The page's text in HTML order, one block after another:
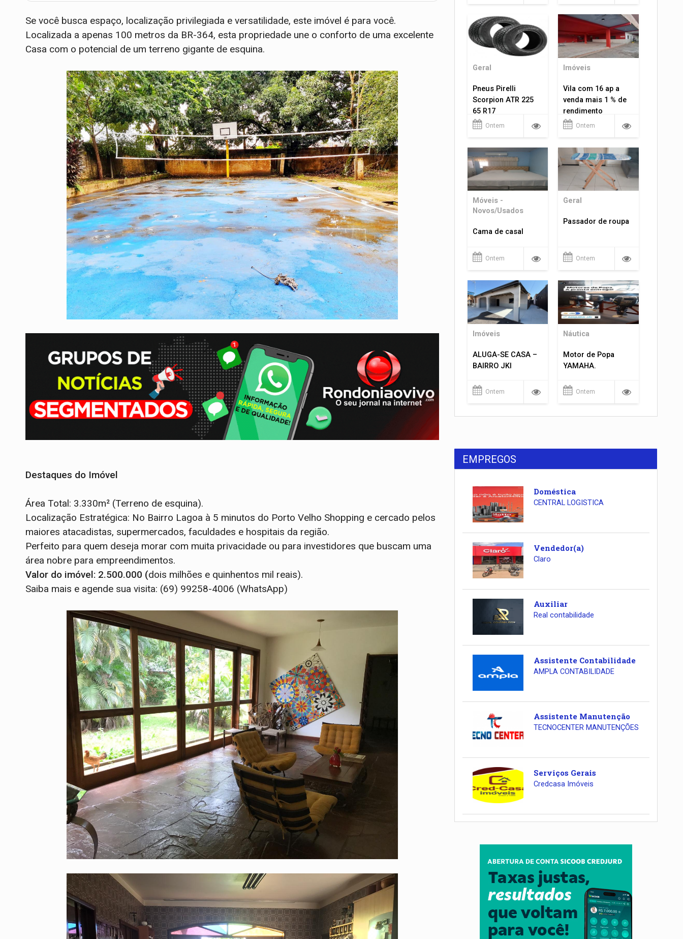
Se você busca espaço, localização privilegiada e versatilidade, este imóvel é para você.
Localizada a apenas 100 metros da BR-364, esta propriedade une o conforto de uma excelente
Casa com o potencial de um terreno gigante de esquina.
Destaques do Imóvel
Área Total: 3.330m² (Terreno de esquina).
Localização Estratégica: No Bairro Lagoa à 5 minutos do Porto Velho Shopping e cercado pelos
maiores atacadistas, supermercados, faculdades e hospitais da região.
Perfeito para quem deseja morar com muita privacidade ou para investidores que buscam uma
área nobre para empreendimentos.
Valor do imóvel: 2.500.000 (dois milhões e quinhentos mil reais).
Saiba mais e agende sua visita: (69) 99258-4006 (WhatsApp)
Geral
Pneus Pirelli
Scorpion ATR 225
65 R17
Ontem
Imóveis
Vila com 16 ap a
venda mais 1 % de
rendimento
Ontem
Móveis -
Novos/Usados
Cama de casal
Ontem
Geral
Passador de roupa
Ontem
Imóveis
ALUGA-SE CASA –
BAIRRO JKI
Ontem
Náutica
Motor de Popa
YAMAHA.
Ontem
EMPREGOS
Doméstica
CENTRAL LOGISTICA
Vendedor(a)
Claro
Auxiliar
Real contabilidade
Assistente Contabilidade
AMPLA CONTABILIDADE
Assistente Manutenção
TECNOCENTER MANUTENÇÕES
Serviços Gerais
Credcasa Imóveis